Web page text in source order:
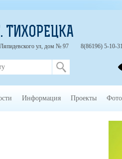
ТИХОРЕЦКА
ул, дом № 97 8(86196) 5-10-31
Информация Проекты